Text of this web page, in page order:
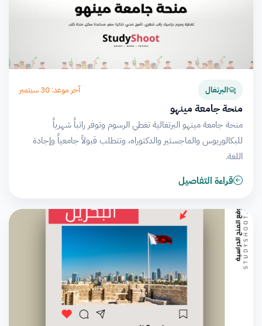
البرتغال آخر موعد: 30 سبتمبر
منحة جامعة مينهو
منحة جامعة مينهو البرتغالية تغطي الرسوم وتوفر راتباً شهرياً
للبكالوريوس والماجستير والدكتوراه، وتتطلب قبولاً جامعياً وإجادة
اللغة.
قراءة التفاصيل